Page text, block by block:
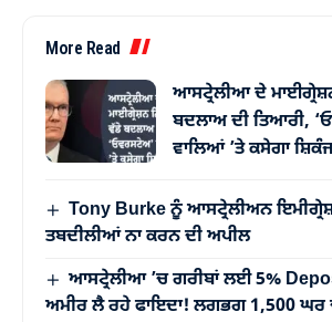
More Read
ਆਸਟ੍ਰੇਲੀਆ ਦੇ
ਬਦਲਾਅ ਦੀ ਤਿਆਰੀ,
ਵਾਲਿਆਂ ’ਤੇ ਕਸੇਗਾ
Tony Burke ਨੂੰ ਆਸਟ੍ਰੇਲੀਅਨ
ਤਬਦੀਲੀਆਂ ਨਾ ਕਰਨ ਦੀ ਅਪੀਲ
ਆਸਟ੍ਰੇਲੀਆ ’ਚ ਗਰੀਬਾਂ ਲਈ 5%
ਅਮੀਰ ਲੈ ਰਹੇ ਫਾਇਦਾ! ਲਗਭਗ 1,500 ਘਰ